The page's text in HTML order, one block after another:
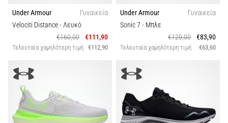
Εμφάνιση
των
Under Armour
Γυναικεία
Velociti Distance- Λευκό
€160,00
€111,90
Τελευταία χαμηλότερη τιμή €112,90
Under Armour
Γυναικεία
Sonic 7 - Μπλε
€120,00
€83,90
Τελευταία χαμηλότερη τιμή €63,60